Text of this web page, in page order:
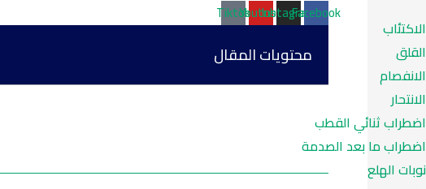
الاكتئاب
القلق
الانفصام
الانتحار
اضطراب ثنائي القطب
اضطراب ما بعد الصدمة
نوبات الهلع
TiktokYoutubeInstagramFacebook
محتويات المقال